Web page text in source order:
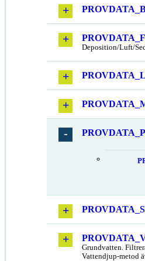
Deposition/Luft/
Grundvatten.
Vattendjup-metod